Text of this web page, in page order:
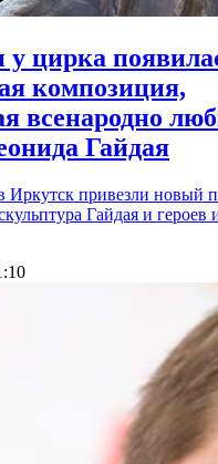
цирка
композиция,
всенародно
Гайдая
Иркутск привезли новый
Гайдая и героев